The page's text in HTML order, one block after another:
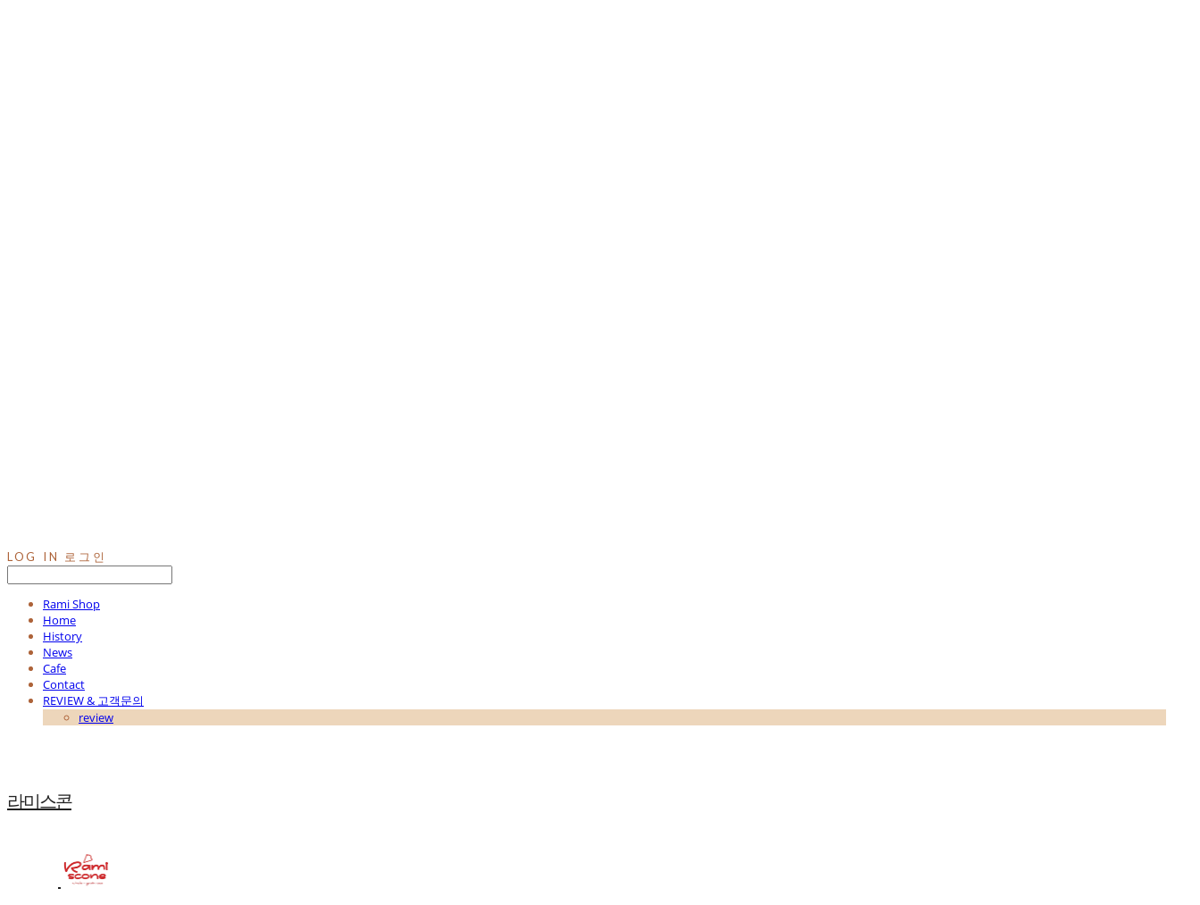
LOG IN 로그인
Rami Shop
Home
History
News
Cafe
Contact
REVIEW & 고객문의
review
라미스콘